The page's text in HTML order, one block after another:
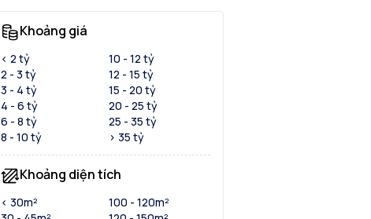
Khoảng giá
< 2 tỷ
2 - 3 tỷ
3 - 4 tỷ
4 - 6 tỷ
6 - 8 tỷ
8 - 10 tỷ
10 - 12 tỷ
12 - 15 tỷ
15 - 20 tỷ
20 - 25 tỷ
25 - 35 tỷ
> 35 tỷ
Khoảng diện tích
< 30m²
100 - 120m²